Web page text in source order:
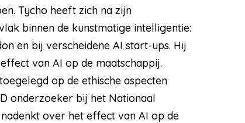
Tycho heeft zich na zijn
binnen de kunstmatige intelligentie:
en bij verscheidene AI start-ups. Hij
van AI op de maatschappij.
op de ethische aspecten
onderzoeker bij het Nationaal
over het effect van AI op de